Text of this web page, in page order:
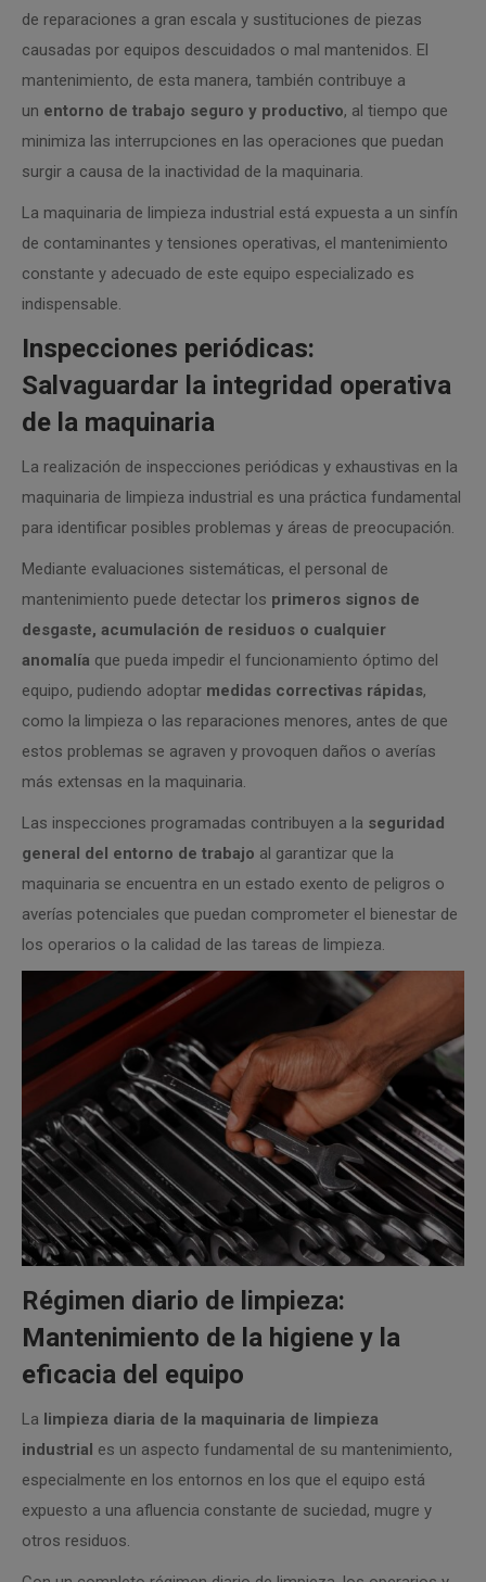
de reparaciones a gran escala y sustituciones de piezas
causadas por equipos descuidados o mal mantenidos. El
mantenimiento, de esta manera, también contribuye a
un entorno de trabajo seguro y productivo, al tiempo que
minimiza las interrupciones en las operaciones que puedan
surgir a causa de la inactividad de la maquinaria.
La maquinaria de limpieza industrial está expuesta a un sinfín
de contaminantes y tensiones operativas, el mantenimiento
constante y adecuado de este equipo especializado es
indispensable.
Inspecciones periódicas:
Salvaguardar la integridad operativa
de la maquinaria
La realización de inspecciones periódicas y exhaustivas en la
maquinaria de limpieza industrial es una práctica fundamental
para identificar posibles problemas y áreas de preocupación.
Mediante evaluaciones sistemáticas, el personal de
mantenimiento puede detectar los primeros signos de
desgaste, acumulación de residuos o cualquier
anomalía que pueda impedir el funcionamiento óptimo del
equipo, pudiendo adoptar medidas correctivas rápidas,
como la limpieza o las reparaciones menores, antes de que
estos problemas se agraven y provoquen daños o averías
más extensas en la maquinaria.
Las inspecciones programadas contribuyen a la seguridad
general del entorno de trabajo al garantizar que la
maquinaria se encuentra en un estado exento de peligros o
averías potenciales que puedan comprometer el bienestar de
los operarios o la calidad de las tareas de limpieza.
Régimen diario de limpieza:
Mantenimiento de la higiene y la
eficacia del equipo
La limpieza diaria de la maquinaria de limpieza
industrial es un aspecto fundamental de su mantenimiento,
especialmente en los entornos en los que el equipo está
expuesto a una afluencia constante de suciedad, mugre y
otros residuos.